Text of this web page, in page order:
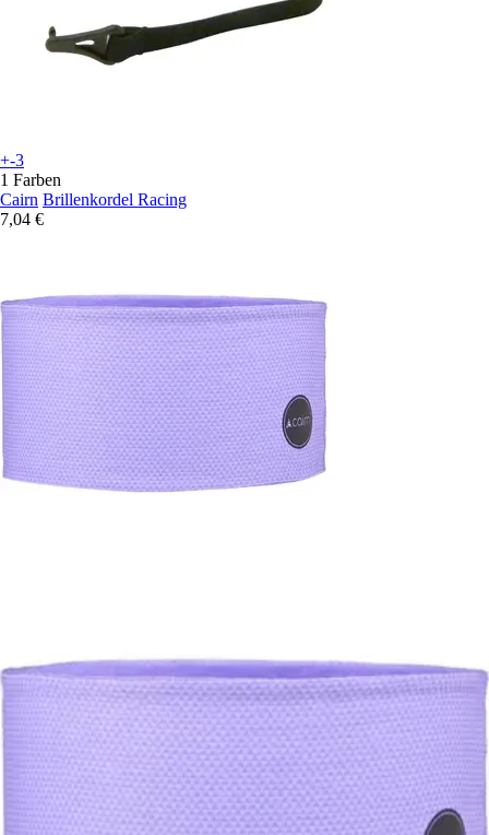
+-3
1 Farben
Cairn Brillenkordel Racing
7,04 €